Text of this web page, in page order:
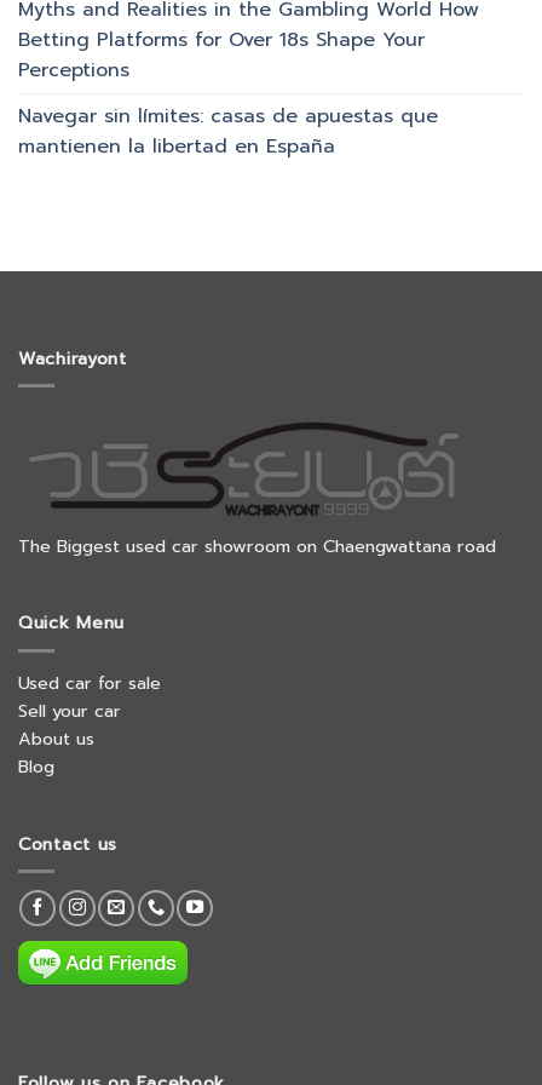
Myths and Realities in the Gambling World How
Betting Platforms for Over 18s Shape Your
Perceptions
Navegar sin límites: casas de apuestas que
mantienen la libertad en España
Wachirayont
The Biggest used car showroom on Chaengwattana road
Quick Menu
Used car for sale
Sell your car
About us
Blog
Contact us